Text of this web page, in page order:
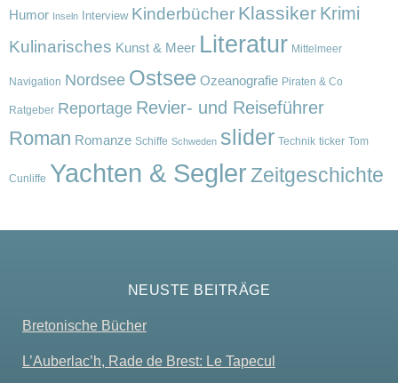
Humor Inseln Interview Kinderbücher Klassiker Krimi
Kulinarisches Kunst & Meer Literatur Mittelmeer
Navigation Nordsee Ostsee Ozeanografie Piraten & Co
Ratgeber Reportage Revier- und Reiseführer
Roman Romanze Schiffe Schweden slider Technik ticker Tom
Cunliffe Yachten & SeglerZeitgeschichte
NEUSTE BEITRÄGE
Bretonische Bücher
L’Auberlac’h, Rade de Brest: Le Tapecul